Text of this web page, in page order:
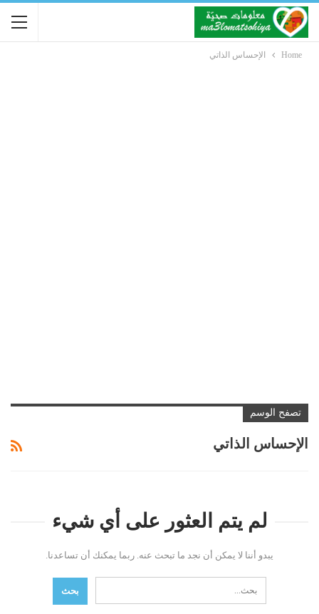
Home الإحساس الذاتي
تصفح الوسم
الإحساس الذاتي
لم يتم العثور على أي شيء
يبدو أننا لا يمكن أن نجد ما تبحث عنه. ربما يمكنك أن تساعدنا.